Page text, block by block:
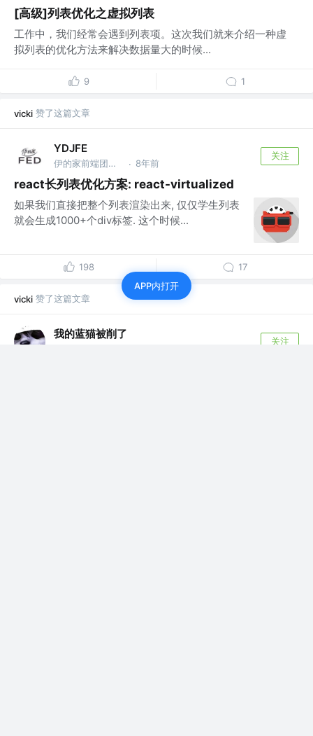
[高级]列表优化之虚拟列表
工作中，我们经常会遇到列表项。这次我们就来介绍一种虚
拟列表的优化方法来解决数据量大的时候...
9 1
vicki 赞了这篇文章
YDJFE
伊的家前端团队 @广州伊的家网络科技有限公司 · 8年前
关注
react长列表优化方案: react-virtualized
如果我们直接把整个列表渲染出来, 仅仅学生列表
就会生成1000+个div标签. 这个时候...
198 17
vicki 赞了这篇文章
我的蓝猫被削了
关注
APP内打开